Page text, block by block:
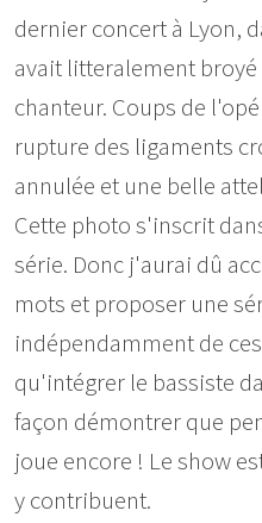
dernier concert à Lyon,
avait litteralement
chanteur. Coups de
rupture des ligaments
annulée et une belle
Cette photo s'inscrit
série. Donc j'aurai dû
mots et proposer une
indépendamment de
qu'intégrer le bassiste
façon démontrer que
joue encore ! Le show
y contribuent.